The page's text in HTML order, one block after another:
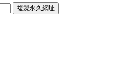
複製永久網址